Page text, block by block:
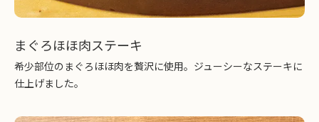
まぐろほほ肉ステーキ
希少部位のまぐろほほ肉を贅沢に使用。ジューシーなステーキに
仕上げました。